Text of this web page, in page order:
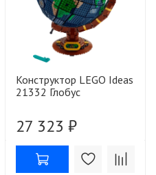
Конструктор LEGO Ideas
21332 Глобус
27 323 ₽